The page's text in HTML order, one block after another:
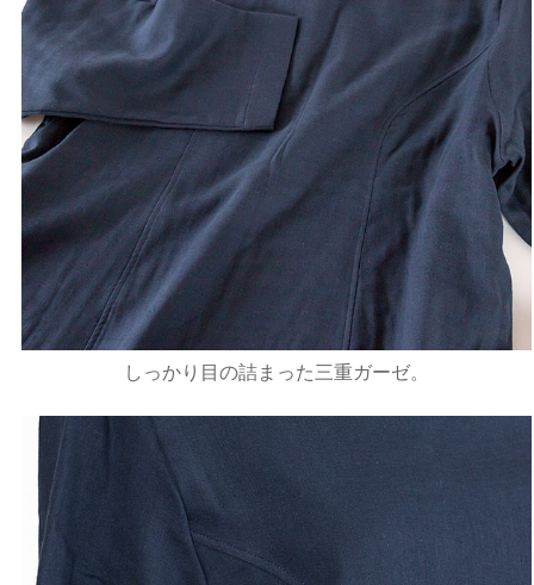
しっかり目の詰まった三重ガーゼ。